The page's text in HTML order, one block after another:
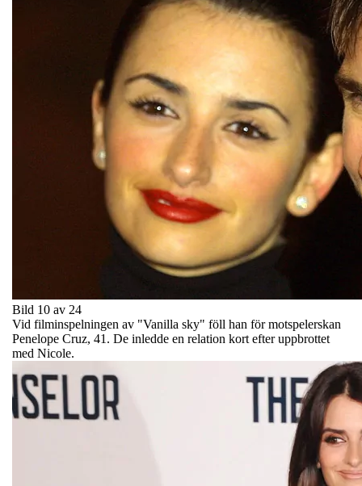
Bild 10 av 24
Vid filminspelningen av "Vanilla sky" föll han för motspelerskan
Penelope Cruz, 41. De inledde en relation kort efter uppbrottet
med Nicole.